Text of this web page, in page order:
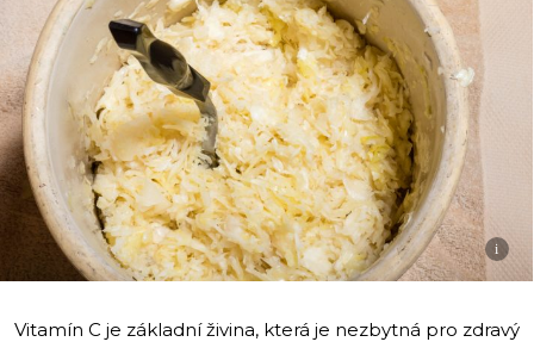
i
Vitamín C je základní živina, která je nezbytná pro zdravý